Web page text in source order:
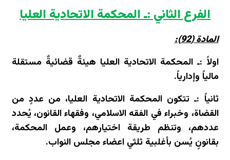
الفرع الثاني :ـ المحكمة الاتحادية العليا
المادة (92):
اولاً :ـ المحكمة الاتحادية العليا هيئةٌ قضائيةٌ مستقلة
مالياً وإدارياً.
ثانياً :ـ تتكون المحكمة الاتحادية العليا، من عددٍ من
القضاة، وخبراء في الفقه الاسلامي، وفقهاء القانون، يُحدد
عددهم، وتنظم طريقة اختيارهم، وعمل المحكمة،
بقانونٍ يُسن بأغلبية ثلثي اعضاء مجلس النواب.